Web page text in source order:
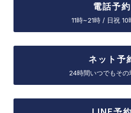
電話予約
11時~21時 / 日祝 10
ネット予
24時間いつでもその